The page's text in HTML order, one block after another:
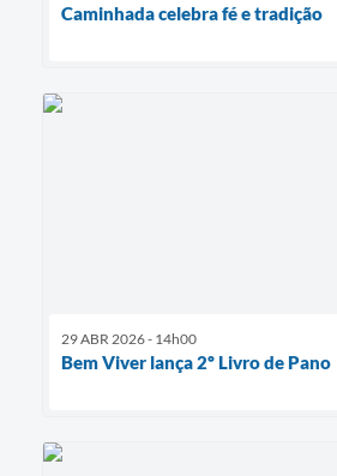
Caminhada celebra fé e tradição
29 ABR 2026 - 14h00
Bem Viver lança 2º Livro de Pano